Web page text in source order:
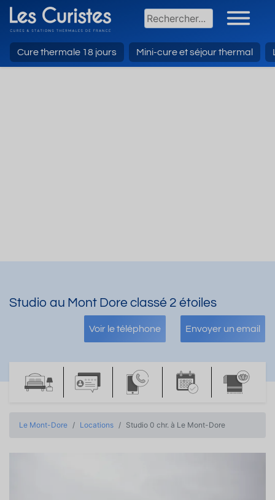
Cure thermale 18 jours Mini-cure et séjour thermal
Studio au Mont Dore classé 2 étoiles
Voir le téléphone Envoyer un email
Le Mont-Dore Locations Studio 0 chr. à Le Mont-Dore